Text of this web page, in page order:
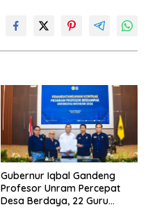
Gubernur Iqbal Gandeng
Profesor Unram Percepat
Desa Berdaya, 22 Guru